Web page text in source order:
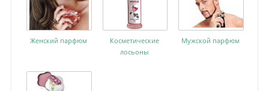
Женский парфюм
Косметические
лосьоны
Мужской парфюм